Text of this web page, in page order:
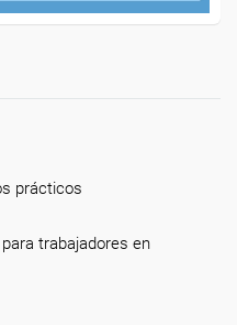
prácticos
para trabajadores en